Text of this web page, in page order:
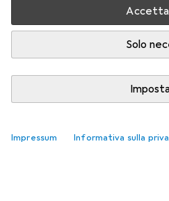
Solo
Impressum Informativa sulla
Accessori per
Qui trovi accessori adatti per il
Rilevanza